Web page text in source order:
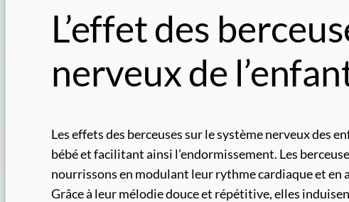
L’effet des
nerveux de
Les effets des berceuses sur le système nerveux des
bébé et facilitant ainsi l’endormissement. Les
nourrissons en modulant leur rythme cardiaque et en
Grâce à leur mélodie douce et répétitive, elles